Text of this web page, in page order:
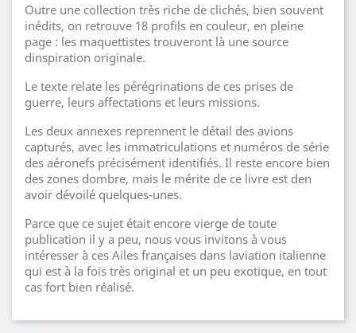
Outre une collection très riche de clichés, bien souvent
inédits, on retrouve 18 profils en couleur, en pleine
page : les maquettistes trouveront là une source
dinspiration originale.
Le texte relate les pérégrinations de ces prises de
guerre, leurs affectations et leurs missions.
Les deux annexes reprennent le détail des avions
capturés, avec les immatriculations et numéros de série
des aéronefs précisément identifiés. Il reste encore bien
des zones dombre, mais le mérite de ce livre est den
avoir dévoilé quelques-unes.
Parce que ce sujet était encore vierge de toute
publication il y a peu, nous vous invitons à vous
intéresser à ces Ailes françaises dans laviation italienne
qui est à la fois très original et un peu exotique, en tout
cas fort bien réalisé.